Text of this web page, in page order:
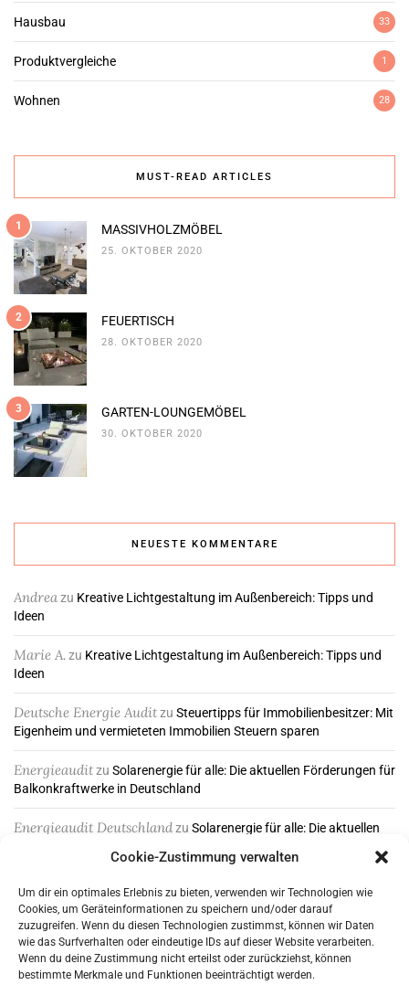
Cookie-Zustimmung verwalten
Um dir ein optimales Erlebnis zu bieten, verwenden wir Technologien wie
Cookies, um Geräteinformationen zu speichern und/oder darauf
zuzugreifen. Wenn du diesen Technologien zustimmst, können wir Daten
wie das Surfverhalten oder eindeutige IDs auf dieser Website verarbeiten.
Wenn du deine Zustimmung nicht erteilst oder zurückziehst, können
bestimmte Merkmale und Funktionen beeinträchtigt werden.
Hausbau 33
Produktvergleiche 1
Wohnen 28
MUST-READ ARTICLES
1 MASSIVHOLZMÖBEL
25. OKTOBER 2020
2 FEUERTISCH
28. OKTOBER 2020
3 GARTEN-LOUNGEMÖBEL
30. OKTOBER 2020
NEUESTE KOMMENTARE
Andreazu Kreative Lichtgestaltung im Außenbereich: Tipps und
Ideen
Marie A.zu Kreative Lichtgestaltung im Außenbereich: Tipps und
Ideen
Deutsche Energie Auditzu Steuertipps für Immobilienbesitzer: Mit
Eigenheim und vermieteten Immobilien Steuern sparen
Energieauditzu Solarenergie für alle: Die aktuellen Förderungen für
Balkonkraftwerke in Deutschland
Energieaudit Deutschlandzu Solarenergie für alle: Die aktuellen
ABONNIEREN & FOLGEN